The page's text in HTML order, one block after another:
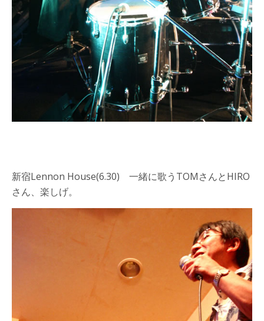
新宿Lennon House(6.30) 一緒に歌うTOMさんとHIRO
さん、楽しげ。